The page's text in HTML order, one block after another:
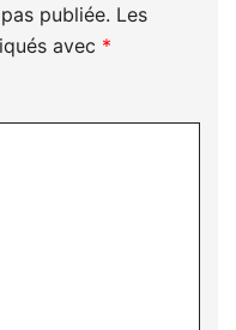
publiée. Les
avec *